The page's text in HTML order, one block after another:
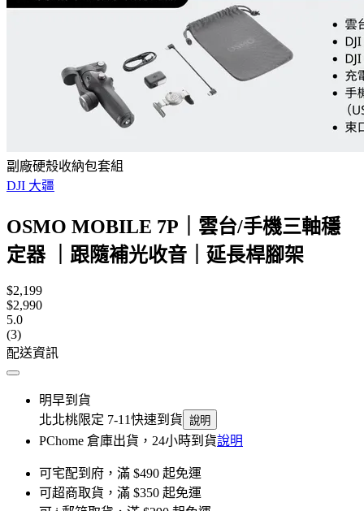
副廠硬殼收納包套組
DJI 大疆
OSMO MOBILE 7P｜雲台/手機三軸穩
定器 ｜跟隨補光收音｜延長桿腳架
$2,199
$2,990
5.0
(3)
配送資訊
明早到貨
北北桃限定 7-11快速到貨 說明
PChome 倉庫出貨，24小時到貨說明
可宅配到府，滿 $490 起免運
可超商取貨，滿 $350 起免運